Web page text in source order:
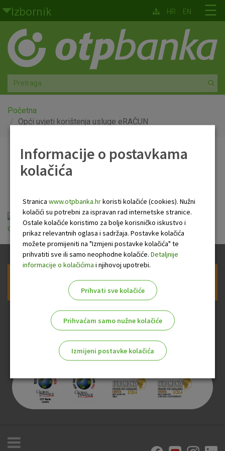
Skoči na glavni sadržaj
Izbornik
Građani
Privatno bankarstvo
Agro
Mala poduzeća i obrtnici
Globalna tržišta
O nama
☰
HR EN
Početna
Opći uvjeti korištenja usluge eRAČUN
Opći uvjeti korištenja
usluge eRAČUN
opci_uvjeti_poslovanja_za_koristenje_usluge_eracun.pdf
Prijava na newsletter OTP banke
Informacije o postavkama
kolačića
Stranica www.otpbanka.hrkoristi kolačiće (cookies). Nužni
kolačići su potrebni za ispravan rad internetske stranice.
Ostale kolačiće koristimo za bolje korisničko iskustvo i
prikaz relevantnih oglasa i sadržaja. Postavke kolačića
možete promijeniti na "Izmjeni postavke kolačića" te
prihvatiti sve ili samo neophodne kolačiće. Detaljnije
informacije o kolačićima i njihovoj upotrebi.
Prihvati sve kolačiće
Prihvaćam samo nužne kolačiće
Izmijeni postavke kolačića